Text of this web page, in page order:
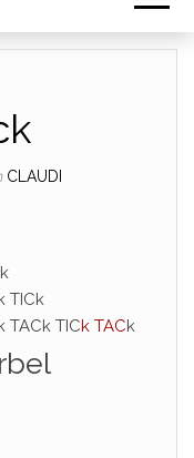
CLAUDI
k
TICk
TACk TICk TACk
rbel